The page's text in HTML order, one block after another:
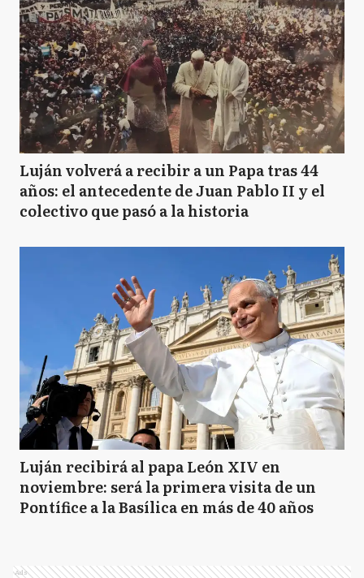
Luján volverá a recibir a un Papa tras 44
años: el antecedente de Juan Pablo II y el
colectivo que pasó a la historia
Luján recibirá al papa León XIV en
noviembre: será la primera visita de un
Pontífice a la Basílica en más de 40 años
Ads